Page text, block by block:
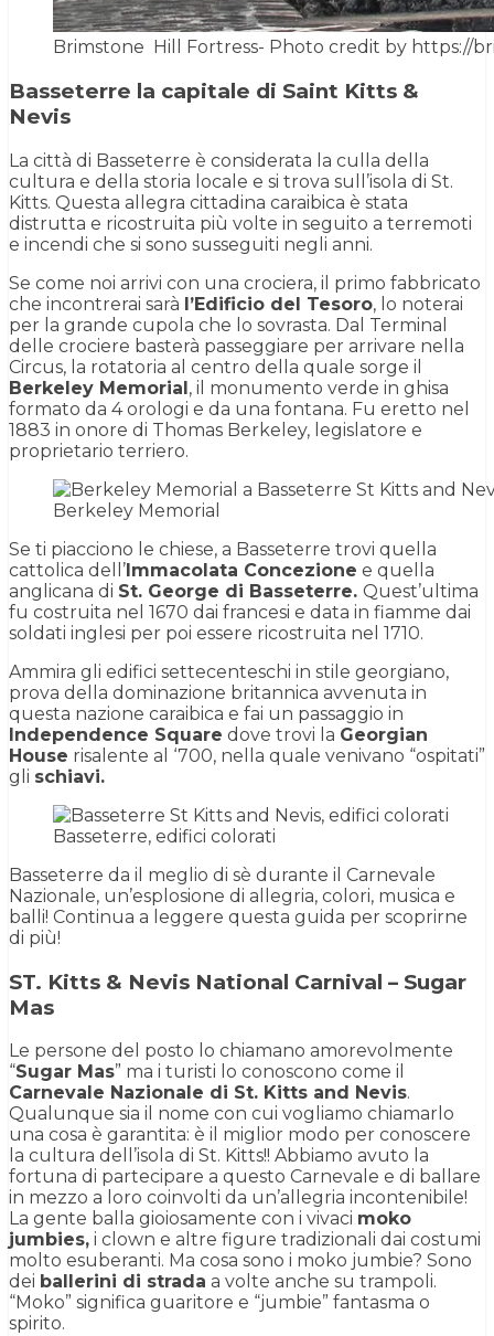
Brimstone Hill Fortress- Photo credit by https://
Basseterre la capitale di Saint Kitts &
Nevis
La città di Basseterre è considerata la culla della
cultura e della storia locale e si trova sull’isola di St.
Kitts. Questa allegra cittadina caraibica è stata
distrutta e ricostruita più volte in seguito a terremoti
e incendi che si sono susseguiti negli anni.
Se come noi arrivi con una crociera, il primo fabbricato
che incontrerai sarà l’Edificio del Tesoro, lo noterai
per la grande cupola che lo sovrasta. Dal Terminal
delle crociere basterà passeggiare per arrivare nella
Circus, la rotatoria al centro della quale sorge il
Berkeley Memorial, il monumento verde in ghisa
formato da 4 orologi e da una fontana. Fu eretto nel
1883 in onore di Thomas Berkeley, legislatore e
proprietario terriero.
Berkeley Memorial
Se ti piacciono le chiese, a Basseterre trovi quella
cattolica dell’Immacolata Concezione e quella
anglicana di St. George di Basseterre. Quest’ultima
fu costruita nel 1670 dai francesi e data in fiamme dai
soldati inglesi per poi essere ricostruita nel 1710.
Ammira gli edifici settecenteschi in stile georgiano,
prova della dominazione britannica avvenuta in
questa nazione caraibica e fai un passaggio in
Independence Square dove trovi la Georgian
House risalente al ‘700, nella quale venivano “ospitati”
gli schiavi.
Basseterre, edifici colorati
Basseterre da il meglio di sè durante il Carnevale
Nazionale, un’esplosione di allegria, colori, musica e
balli! Continua a leggere questa guida per scoprirne
di più!
ST. Kitts & Nevis National Carnival – Sugar
Mas
Le persone del posto lo chiamano amorevolmente
“Sugar Mas” ma i turisti lo conoscono come il
Carnevale Nazionale di St. Kitts and Nevis.
Qualunque sia il nome con cui vogliamo chiamarlo
una cosa è garantita: è il miglior modo per conoscere
la cultura dell’isola di St. Kitts!! Abbiamo avuto la
fortuna di partecipare a questo Carnevale e di ballare
in mezzo a loro coinvolti da un’allegria incontenibile!
La gente balla gioiosamente con i vivaci moko
jumbies, i clown e altre figure tradizionali dai costumi
molto esuberanti. Ma cosa sono i moko jumbie? Sono
dei ballerini di strada a volte anche su trampoli.
“Moko” significa guaritore e “jumbie” fantasma o
spirito.